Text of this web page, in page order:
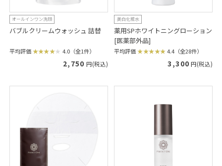
オールインワン洗顔
バブルクリームウォッシュ 詰替
平均評価 4.0（全1件）
2,750 円(税込)
美白化粧水
薬用SPホワイトニングローション
[医薬部外品]
平均評価 4.4（全28件）
3,300 円(税込)